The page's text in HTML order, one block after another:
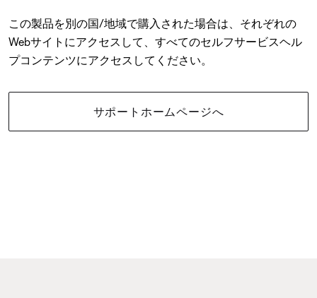
この製品を別の国/地域で購入された場合は、それぞれの
Webサイトにアクセスして、すべてのセルフサービスヘル
プコンテンツにアクセスしてください。
サポートホームページへ